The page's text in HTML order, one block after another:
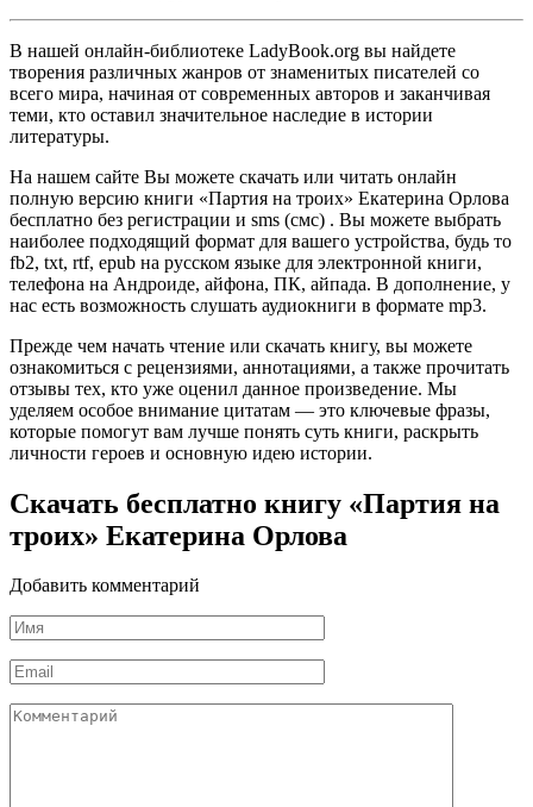
В нашей онлайн-библиотеке LadyBook.org вы найдете
творения различных жанров от знаменитых писателей со
всего мира, начиная от современных авторов и заканчивая
теми, кто оставил значительное наследие в истории
литературы.
На нашем сайте Вы можете скачать или читать онлайн
полную версию книги «Партия на троих» Екатерина Орлова
бесплатно без регистрации и sms (смс) . Вы можете выбрать
наиболее подходящий формат для вашего устройства, будь то
fb2, txt, rtf, epub на русском языке для электронной книги,
телефона на Андроиде, айфона, ПК, айпада. В дополнение, у
нас есть возможность слушать аудиокниги в формате mp3.
Прежде чем начать чтение или скачать книгу, вы можете
ознакомиться с рецензиями, аннотациями, а также прочитать
отзывы тех, кто уже оценил данное произведение. Мы
уделяем особое внимание цитатам — это ключевые фразы,
которые помогут вам лучше понять суть книги, раскрыть
личности героев и основную идею истории.
Скачать бесплатно книгу «Партия на
троих» Екатерина Орлова
Добавить комментарий
Имя
*
Email
*
Комментарий